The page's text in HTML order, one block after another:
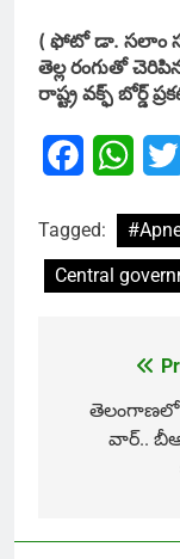
( ఫోటోడా. సలాం
తెల్ల రంగుతో
రాష్ట్ర వక్ఫ్‌ బోర్డ్‌
Facebook
Tagged:
Central
తెలంగాణలో
వార్..